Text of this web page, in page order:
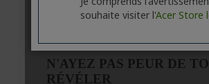
souhaite visiter l'Acer Store